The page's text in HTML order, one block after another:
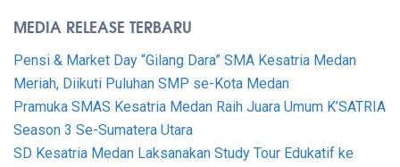
MEDIA RELEASE TERBARU
Pensi & Market Day “Gilang Dara” SMA Kesatria Medan
Meriah, Diikuti Puluhan SMP se-Kota Medan
Pramuka SMAS Kesatria Medan Raih Juara Umum K’SATRIA
Season 3 Se-Sumatera Utara
SD Kesatria Medan Laksanakan Study Tour Edukatif ke